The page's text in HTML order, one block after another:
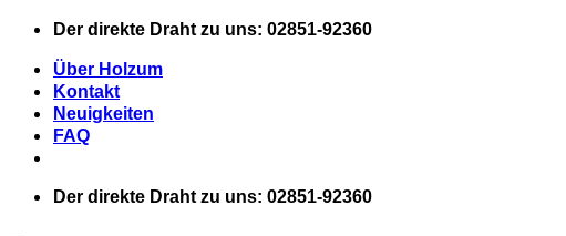
Zum
springen
Der direkte Draht zu uns: 02851-92360
Über Holzum
Kontakt
Neuigkeiten
FAQ
Der direkte Draht zu uns: 02851-92360